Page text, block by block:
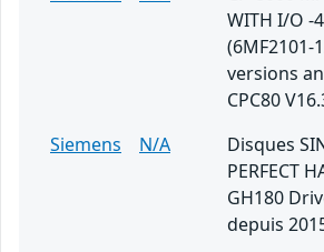
WITH I/O -
(6MF2101-
versions
CPC80
Siemens
N/A
Disques
PERFECT
GH180
depuis